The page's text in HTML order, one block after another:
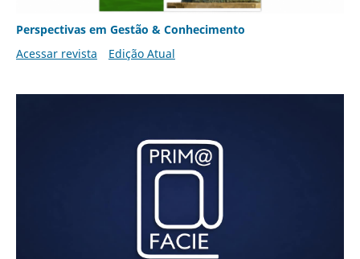
Perspectivas em Gestão & Conhecimento
Acessar revista
Edição Atual